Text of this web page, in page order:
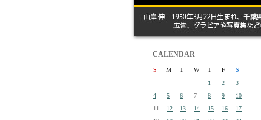
CALENDAR
S M T W T F
S
1
2
3
4
5 6 7 8 9
10
11
12 13 14 15 16
17